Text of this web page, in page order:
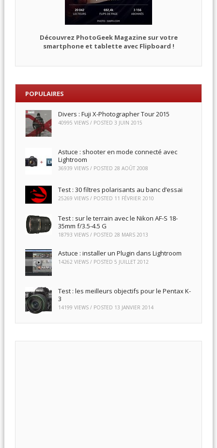
Découvrez PhotoGeek Magazine sur votre
smartphone et tablette avec Flipboard !
POPULAIRES
Divers : Fuji X-Photographer Tour 2015
40995 VIEWS / POSTED 3 JUIN 2015
Astuce : shooter en mode connecté avec
Lightroom
36939 VIEWS / POSTED 28 AOÛT 2008
Test : 30 filtres polarisants au banc d’essai
25269 VIEWS / POSTED 11 FÉVRIER 2010
Test : sur le terrain avec le Nikon AF-S 18-
35mm f/3.5-4.5 G
18793 VIEWS / POSTED 28 MARS 2013
Astuce : installer un Plugin dans Lightroom
14262 VIEWS / POSTED 5 JUILLET 2012
Test : les meilleurs objectifs pour le Pentax K-
3
14199 VIEWS / POSTED 13 JANVIER 2014